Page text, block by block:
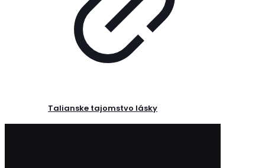
Talianske tajomstvo lásky